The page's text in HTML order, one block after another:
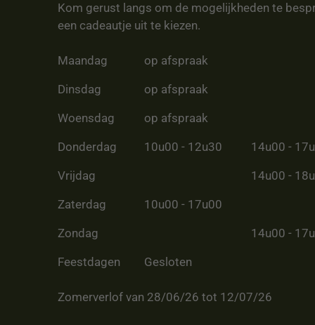
Kom gerust langs om de mogelijkheden te
een cadeautje uit te kiezen.
Maandag op afspraak
Dinsdag op afspraak
Woensdag op afspraak
Donderdag 10u00 - 12u30 14u00 -
Vrijdag 14u00 -
Zaterdag 10u00 - 17u00
Zondag 14u00 -
Feestdagen Gesloten
Zomerverlof van 28/06/26 tot 12/07/26